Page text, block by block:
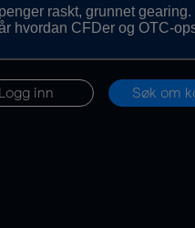
raskt, grunnet gearing.
hvordan CFDer og OTC-
Logg inn Søk om